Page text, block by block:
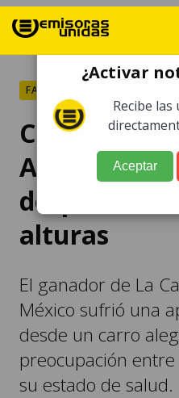
FARÁNDULA
Carnaval de
Aldo de
desploma
alturas
El ganador de La
México sufrió una
desde un carro
preocupación
su estado de salud.
¿Activar
Recibe
Aceptar